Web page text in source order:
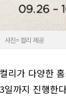
사진= 컬리 제공
컬리가 다양한
3일까지 진행한